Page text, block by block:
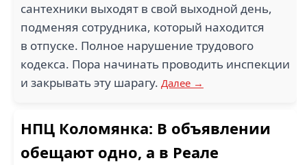
сантехники выходят в свой выходной день,
подменяя сотрудника, который находится
в отпуске. Полное нарушение трудового
кодекса. Пора начинать проводить инспекции
и закрывать эту шарагу. Далее →
НПЦ Коломянка: В объявлении
обещают одно, а в Реале